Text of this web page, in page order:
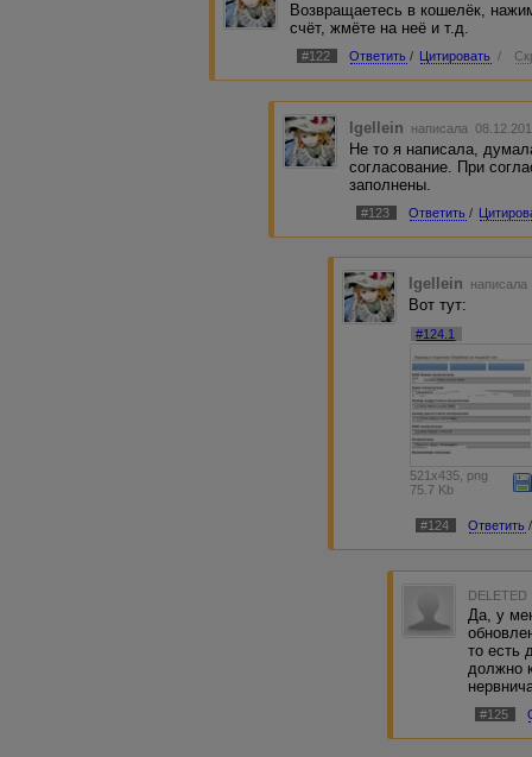
Возвращаетесь в кошелёк,
счёт, жмёте на неё и т.д.
#122 Ответить / Цитировать /
Igellein написала
Не то я написала,
согласование. При
заполнены.
#123 Ответить /
Igellein
Вот тут:
#124.1
521x435, png
75.7 Kb
#124 Ответить /
DELETED
Да, у
то есть
должно
#125